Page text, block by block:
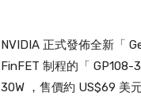
NVIDIA 正式發佈全新「
FinFET 制程的「
30W ，售價約 US$69 美